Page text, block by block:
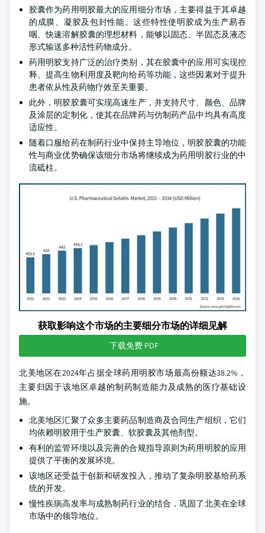
胶囊作为药用明胶最大的应用细分市场，主要得益于其卓越
的成膜、凝胶及包封性能。这些特性使明胶成为生产易吞
咽、快速溶解胶囊的理想材料，能够以固态、半固态及液态
形式输送多种活性药物成分。
药用明胶支持广泛的治疗类别，其在胶囊中的应用可实现控
释、提高生物利用度及靶向给药等功能，这些因素对于提升
患者依从性及药物疗效至关重要。
此外，明胶胶囊可实现高速生产，并支持尺寸、颜色、品牌
及涂层的定制化，使其在品牌药与仿制药产品中均具有高度
适应性。
随着口服给药在制药行业中保持主导地位，明胶胶囊的功能
性与商业优势确保该细分市场将继续成为药用明胶行业的中
流砥柱。
获取影响这个市场的主要细分市场的详细见解
下载免费 PDF
北美地区在2024年占据全球药用明胶市场最高份额达38.2%，
主要归因于该地区卓越的制药制造能力及成熟的医疗基础设
施。
北美地区汇聚了众多主要药品制造商及合同生产组织，它们
均依赖明胶用于生产胶囊、软胶囊及其他剂型。
有利的监管环境以及完善的合规指导原则为药用明胶的应用
提供了平衡的发展环境。
该地区还受益于创新和研发投入，推动了复杂明胶基给药系
统的开发。
慢性疾病高发率与成熟制药行业的结合，巩固了北美在全球
市场中的领导地位。